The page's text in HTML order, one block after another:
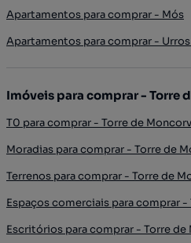
Apartamentos para comprar - Mós
Apartamentos para comprar -
Imóveis para comprar - Torre
T0 para comprar - Torre de
Moradias para comprar - Torre de
Terrenos para comprar - Torre de
Espaços comerciais para comprar
Escritórios para comprar - Torre de